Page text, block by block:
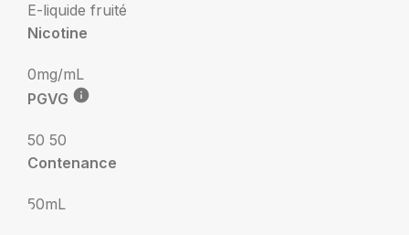
E-liquide fruité
Nicotine
0mg/mL
PGVG
50 50
Contenance
50mL